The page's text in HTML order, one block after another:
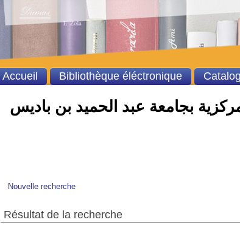
بجامعة عبد الحميد بن باديس
Nouvelle recherche
Résultat de la recherche
Accueil Bibliothèque éléctronique